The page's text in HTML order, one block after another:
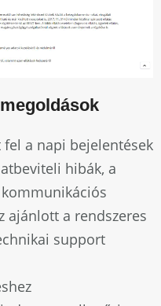
a napi bejelentések
hibák, a
ajánlott a rendszeres
support